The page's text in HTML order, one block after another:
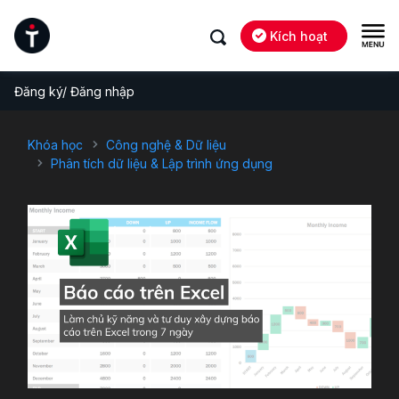
Kích hoạt
Đăng ký/ Đăng nhập
Khóa học
Công nghệ & Dữ liệu
Phân tích dữ liệu & Lập trình ứng dụng